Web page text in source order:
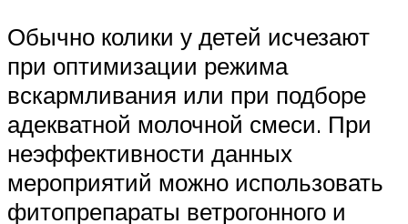
Обычно колики у детей исчезают
при оптимизации режима
вскармливания или при подборе
адекватной молочной смеси. При
неэффективности данных
мероприятий можно использовать
фитопрепараты ветрогонного и